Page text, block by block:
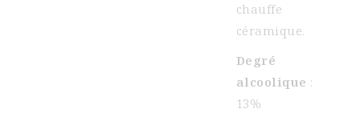
chauffe
céramique.
Degré
alcoolique :
13%